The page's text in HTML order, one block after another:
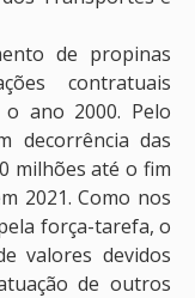
de propinas
contratuais
o ano 2000. Pelo
decorrência das
milhões até o fim
2021. Como nos
força-tarefa, o
valores devidos
de outros